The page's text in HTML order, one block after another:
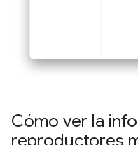
Cómo ver la
reproductores